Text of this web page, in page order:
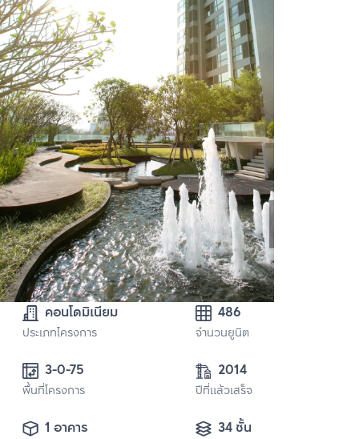
คอนโดมิเนียม
ประเภทโครงการ
486
จำนวนยูนิต
3-0-75
พื้นที่โครงการ
2014
ปีที่แล้วเสร็จ
1 อาคาร 34 ชั้น